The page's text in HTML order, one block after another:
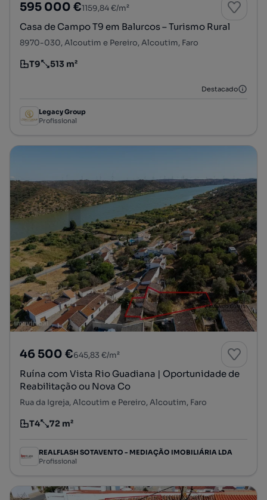
595 000 €1159,84 €/m²
Casa de Campo T9 em Balurcos – Turismo Rural
8970-030, Alcoutim e Pereiro, Alcoutim, Faro
Tipologia
T9
Preço por metro quadrado
513 m²
Destacado
Legacy Group
Profissional
46 500 €645,83 €/m²
Ruína com Vista Rio Guadiana | Oportunidade de
Reabilitação ou Nova Co
Rua da Igreja, Alcoutim e Pereiro, Alcoutim, Faro
Tipologia
T4
Preço por metro quadrado
72 m²
REALFLASH SOTAVENTO - MEDIAÇÃO IMOBILIÁRIA LDA
Profissional